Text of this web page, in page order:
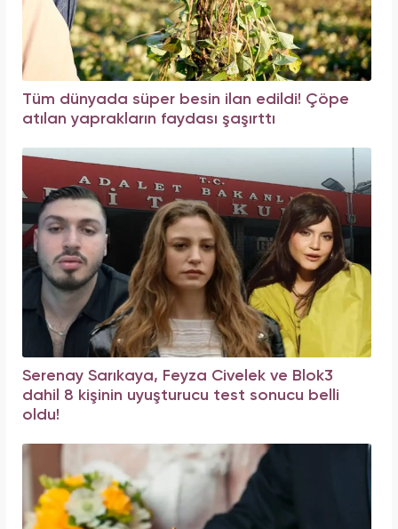
Tüm dünyada süper besin ilan edildi! Çöpe
atılan yaprakların faydası şaşırttı
Serenay Sarıkaya, Feyza Civelek ve Blok3
dahil 8 kişinin uyuşturucu test sonucu belli
oldu!